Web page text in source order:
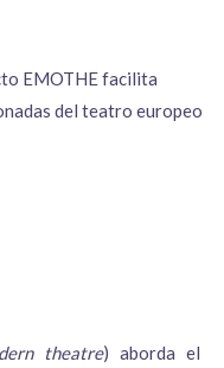
EMOTHE facilita
del teatro europeo
theatre) aborda el